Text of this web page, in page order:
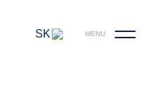
SK MENU